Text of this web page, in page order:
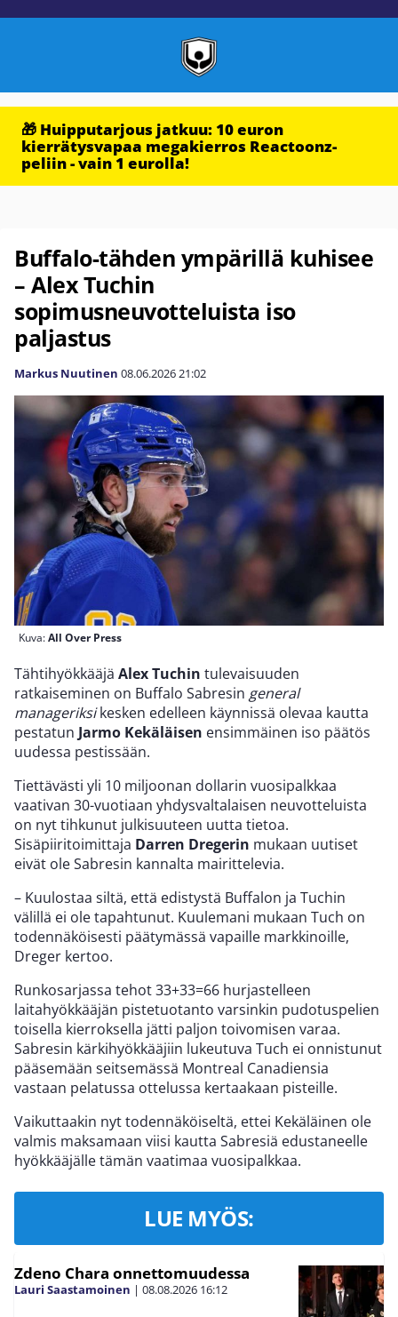
🎁 Huipputarjous jatkuu: 10 euron
kierrätysvapaa megakierros Reactoonz-
peliin - vain 1 eurolla!
Buffalo-tähden ympärillä kuhisee
– Alex Tuchin
sopimusneuvotteluista iso
paljastus
Markus Nuutinen 08.06.202621:02
Kuva:All Over Press
Tähtihyökkääjä Alex Tuchin tulevaisuuden
ratkaiseminen on Buffalo Sabresin general
manageriksikesken edelleen käynnissä olevaa kautta
pestatun Jarmo Kekäläisen ensimmäinen iso päätös
uudessa pestissään.
Tiettävästi yli 10 miljoonan dollarin vuosipalkkaa
vaativan 30-vuotiaan yhdysvaltalaisen neuvotteluista
on nyt tihkunut julkisuuteen uutta tietoa.
Sisäpiiritoimittaja Darren Dregerin mukaan uutiset
eivät ole Sabresin kannalta mairittelevia.
– Kuulostaa siltä, että edistystä Buffalon ja Tuchin
välillä ei ole tapahtunut. Kuulemani mukaan Tuch on
todennäköisesti päätymässä vapaille markkinoille,
Dreger kertoo.
Runkosarjassa tehot 33+33=66 hurjastelleen
laitahyökkääjän pistetuotanto varsinkin pudotuspelien
toisella kierroksella jätti paljon toivomisen varaa.
Sabresin kärkihyökkääjiin lukeutuva Tuch ei onnistunut
pääsemään seitsemässä Montreal Canadiensia
vastaan pelatussa ottelussa kertaakaan pisteille.
Vaikuttaakin nyt todennäköiseltä, ettei Kekäläinen ole
valmis maksamaan viisi kautta Sabresiä edustaneelle
hyökkääjälle tämän vaatimaa vuosipalkkaa.
LUE MYÖS:
Zdeno Chara onnettomuudessa
Lauri Saastamoinen | 08.08.2026 16:12